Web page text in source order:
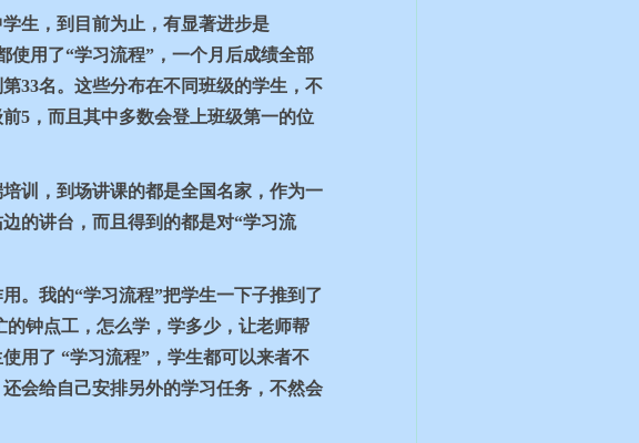
生，到目前为止，有显著进步是
使用了“学习流程”，一个月后成绩全部
第33名。这些分布在不同班级的学生，不
前5 ，而且其中多数会登上班级第一的位
训，到场讲课的都是全国名家，作为一
的讲台，而且得到的都是对“学习流
。我的“学习流程”把学生一下子推到了
钟点工，怎么学，学多少，让老师帮
用了 “学习流程”，学生都可以来者不
会给自己安排另外的学习任务，不然会